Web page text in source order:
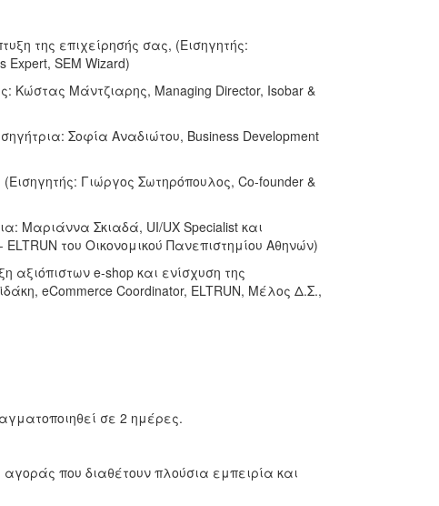
της επιχείρησής σας, (Εισηγητής:
Expert, SEM Wizard)
Κώστας Μάντζιαρης, Managing Director, Isobar &
Σοφία Αναδιώτου, Business Development
(Εισηγητής: Γιώργος Σωτηρόπουλος, Co-founder &
Μαριάννα Σκιαδά, UI/UX Specialist και
του Οικονομικού Πανεπιστημίου Αθηνών)
αξιόπιστων e-shop και ενίσχυση της
eCommerce Coordinator, ELTRUN, Μέλος Δ.Σ.,
σε 2 ημέρες.
που διαθέτουν πλούσια εμπειρία και